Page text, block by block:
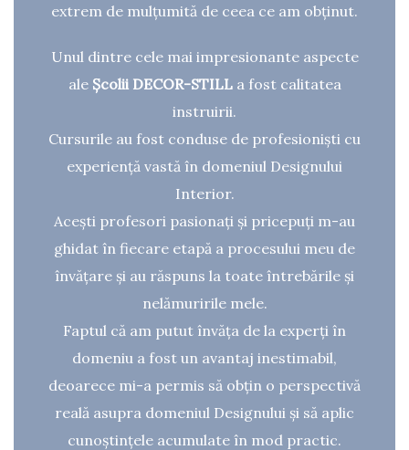
extrem de mulțumită de ceea ce am obținut.
Unul dintre cele mai impresionante aspecte
ale Școlii DECOR-STILLa fost calitatea
instruirii.
Cursurile au fost conduse de profesioniști cu
experiență vastă în domeniul Designului
Interior.
Acești profesori pasionați și pricepuți m-au
ghidat în fiecare etapă a procesului meu de
învățare și au răspuns la toate întrebările și
nelămuririle mele.
Faptul că am putut învăța de la experți în
domeniu a fost un avantaj inestimabil,
deoarece mi-a permis să obțin o perspectivă
reală asupra domeniul Designului și să aplic
cunoștințele acumulate în mod practic.